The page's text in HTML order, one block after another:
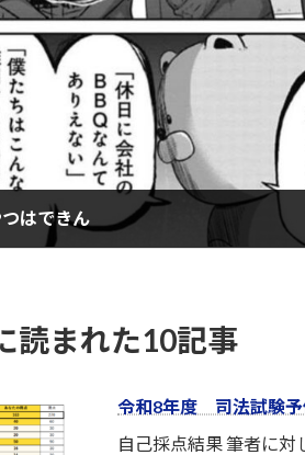
はできん
読まれた10記事
令和8年度 司法試験予
自己採点結果 筆者に